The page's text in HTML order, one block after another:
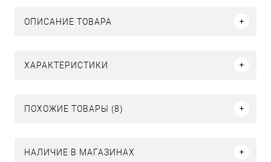
ОПИСАНИЕ ТОВАРА
ХАРАКТЕРИСТИКИ
ПОХОЖИЕ ТОВАРЫ (8)
НАЛИЧИЕ В МАГАЗИНАХ